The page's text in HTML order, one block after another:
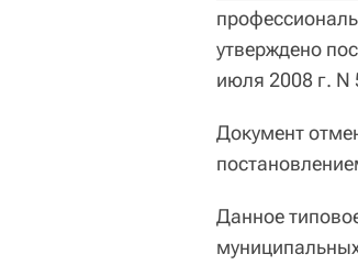
утверждено
июля 2008 г. N
Документ
Данное